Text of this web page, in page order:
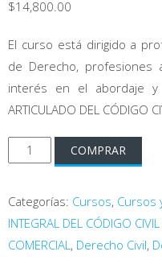
$14,800.00
El curso está dirigido a
de Derecho,
interés en el abordaje y
ARTICULADO DEL CÓDIGO
Curso
de
Integral
del
Código
COMPRAR
Categorías: Cursos, Cursos
INTEGRAL DEL CÓDIGO CIVIL
COMERCIAL , Derecho Civil,